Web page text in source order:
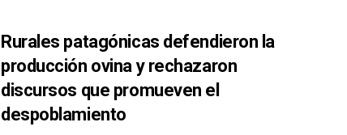
Rurales patagónicas defendieron la
producción ovina y rechazaron
discursos que promueven el
despoblamiento